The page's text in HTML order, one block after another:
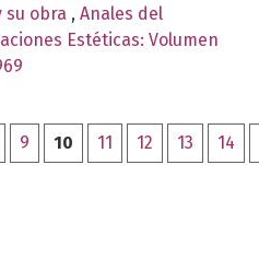
su obra , Anales del
Estéticas: Volumen
9 10 11 12 13 14